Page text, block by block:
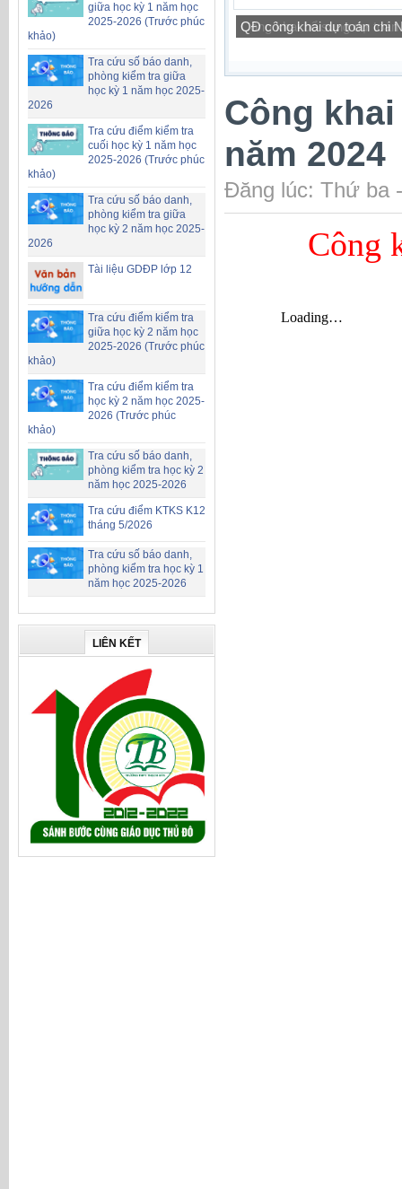
giữa học kỳ 1 năm học
2025-2026 (Trước phúc
khảo)
Tra cứu số báo danh,
phòng kiểm tra giữa
học kỳ 1 năm học 2025-
2026
Tra cứu điểm kiểm tra
cuối học kỳ 1 năm học
2025-2026 (Trước phúc
khảo)
Tra cứu số báo danh,
phòng kiểm tra giữa
học kỳ 2 năm học 2025-
2026
Tài liệu GDĐP lớp 12
Tra cứu điểm kiểm tra
giữa học kỳ 2 năm học
2025-2026 (Trước phúc
khảo)
Tra cứu điểm kiểm tra
học kỳ 2 năm học 2025-
2026 (Trước phúc
khảo)
Tra cứu số báo danh,
phòng kiểm tra học kỳ 2
năm học 2025-2026
Tra cứu điểm KTKS K12
tháng 5/2026
Tra cứu số báo danh,
phòng kiểm tra học kỳ 1
năm học 2025-2026
LIÊN KẾT
Công khai bổ sung dự
Công
năm 2024
Đăng lúc: Thứ ba
Công